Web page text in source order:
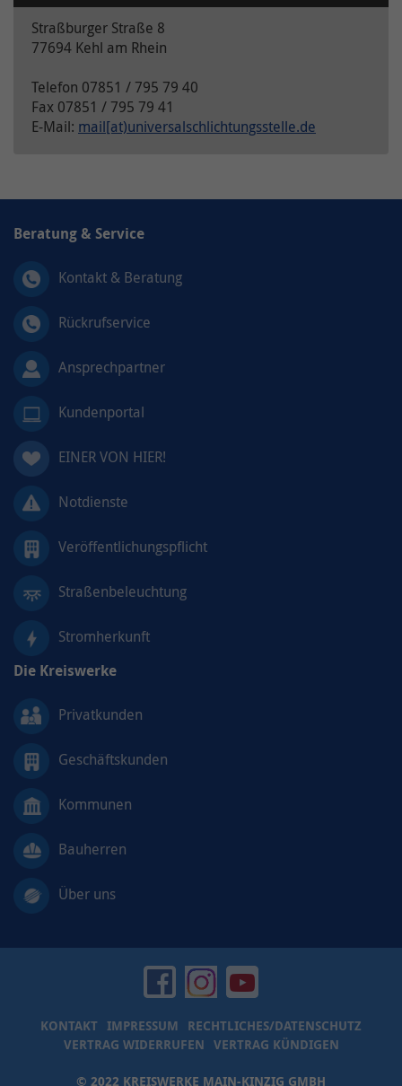
Straßburger Straße 8
77694 Kehl am Rhein
Telefon 07851 / 795 79 40
Fax 07851 / 795 79 41
E-Mail: mail[at)universalschlichtungsstelle.de
Beratung & Service
Kontakt & Beratung
Rückrufservice
Ansprechpartner
Kundenportal
EINER VON HIER!
Notdienste
Veröffentlichungspflicht
Straßenbeleuchtung
Stromherkunft
Die Kreiswerke
Privatkunden
Geschäftskunden
Kommunen
Bauherren
Über uns
KONTAKT IMPRESSUM
RECHTLICHES/DATENSCHUTZ
VERTRAG WIDERRUFEN VERTRAG KÜNDIGEN
© 2022 KREISWERKE MAIN-KINZIG GMBH